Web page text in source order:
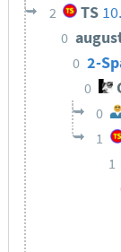
2 TS
0
0 2-
0
0
1
1